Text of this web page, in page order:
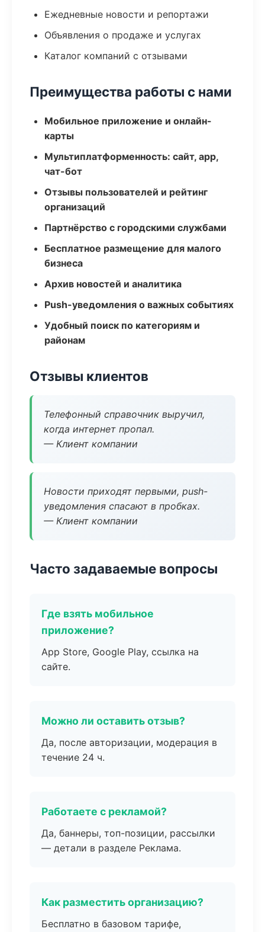
Ежедневные новости и репортажи
Объявления о продаже и услугах
Каталог компаний с отзывами
Преимущества работы с нами
Мобильное приложение и онлайн-
карты
Мультиплатформенность: сайт, app,
чат-бот
Отзывы пользователей и рейтинг
организаций
Партнёрство с городскими службами
Бесплатное размещение для малого
бизнеса
Архив новостей и аналитика
Push-уведомления о важных событиях
Удобный поиск по категориям и
районам
Отзывы клиентов
Телефонный справочник выручил,
когда интернет пропал.
— Клиент компании
Новости приходят первыми, push-
уведомления спасают в пробках.
— Клиент компании
Часто задаваемые вопросы
Где взять мобильное
приложение?
App Store, Google Play, ссылка на
сайте.
Можно ли оставить отзыв?
Да, после авторизации, модерация в
течение 24 ч.
Работаете с рекламой?
Да, баннеры, топ-позиции, рассылки
— детали в разделе Реклама.
Как разместить организацию?
Бесплатно в базовом тарифе,